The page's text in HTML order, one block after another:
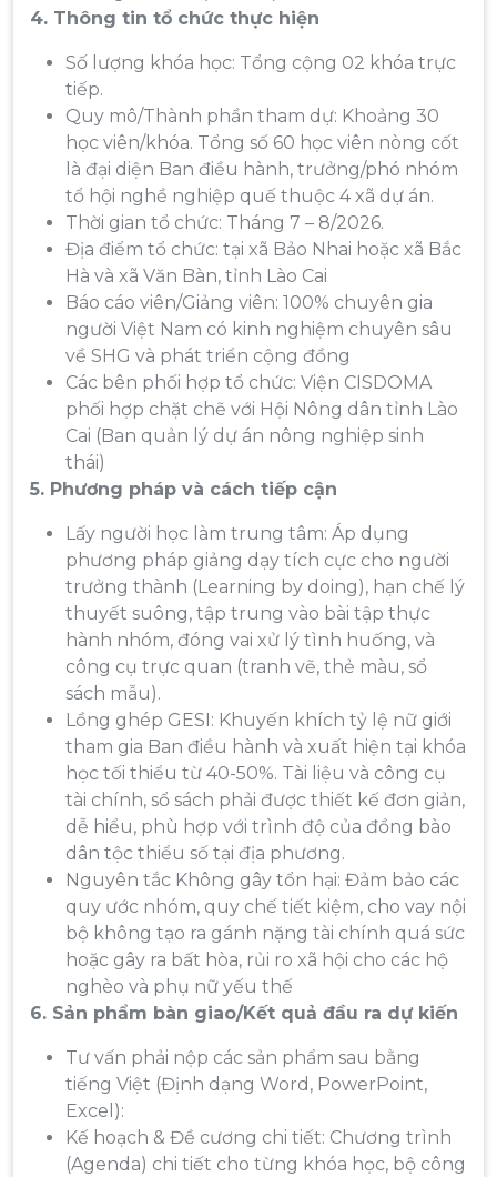
4. Thông tin tổ chức thực hiện
Số lượng khóa học: Tổng cộng 02 khóa trực
tiếp.
Quy mô/Thành phần tham dự: Khoảng 30
học viên/khóa. Tổng số 60 học viên nòng cốt
là đại diện Ban điều hành, trưởng/phó nhóm
tổ hội nghề nghiệp quế thuộc 4 xã dự án.
Thời gian tổ chức: Tháng 7 – 8/2026.
Địa điểm tổ chức: tại xã Bảo Nhai hoặc xã Bắc
Hà và xã Văn Bàn, tỉnh Lào Cai
Báo cáo viên/Giảng viên: 100% chuyên gia
người Việt Nam có kinh nghiệm chuyên sâu
về SHG và phát triển cộng đồng
Các bên phối hợp tổ chức: Viện CISDOMA
phối hợp chặt chẽ với Hội Nông dân tỉnh Lào
Cai (Ban quản lý dự án nông nghiệp sinh
thái)
5. Phương pháp và cách tiếp cận
Lấy người học làm trung tâm: Áp dụng
phương pháp giảng dạy tích cực cho người
trưởng thành (Learning by doing), hạn chế lý
thuyết suông, tập trung vào bài tập thực
hành nhóm, đóng vai xử lý tình huống, và
công cụ trực quan (tranh vẽ, thẻ màu, sổ
sách mẫu).
Lồng ghép GESI: Khuyến khích tỷ lệ nữ giới
tham gia Ban điều hành và xuất hiện tại khóa
học tối thiểu từ 40-50%. Tài liệu và công cụ
tài chính, sổ sách phải được thiết kế đơn giản,
dễ hiểu, phù hợp với trình độ của đồng bào
dân tộc thiểu số tại địa phương.
Nguyên tắc Không gây tổn hại: Đảm bảo các
quy ước nhóm, quy chế tiết kiệm, cho vay nội
bộ không tạo ra gánh nặng tài chính quá sức
hoặc gây ra bất hòa, rủi ro xã hội cho các hộ
nghèo và phụ nữ yếu thế
6. Sản phẩm bàn giao/Kết quả đầu ra dự kiến
Tư vấn phải nộp các sản phẩm sau bằng
tiếng Việt (Định dạng Word, PowerPoint,
Excel):
Kế hoạch & Đề cương chi tiết: Chương trình
(Agenda) chi tiết cho từng khóa học, bộ công